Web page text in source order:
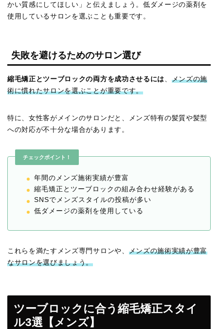
かい質感にしてほしい」と伝えましょう。低ダメージの薬剤を
使用しているサロンを選ぶことも重要です。
失敗を避けるためのサロン選び
縮毛矯正とツーブロックの両方を成功させるには
メンズの施
術に慣れたサロンを選ぶことが重要です。
特に、女性客がメインのサロンだと、メンズ特有の髪質や髪型
への対応が不十分な場合があります。
チェックポイント！
年間のメンズ施術実績が豊富
縮毛矯正とツーブロックの組み合わせ経験がある
SNSでメンズスタイルの投稿が多い
低ダメージの薬剤を使用している
これらを満たすメンズ専門サロンや、 メンズの施術実績が豊富
なサロンを選びましょう。
ツーブロックに合う縮毛矯正スタイ
ル3選【メンズ】